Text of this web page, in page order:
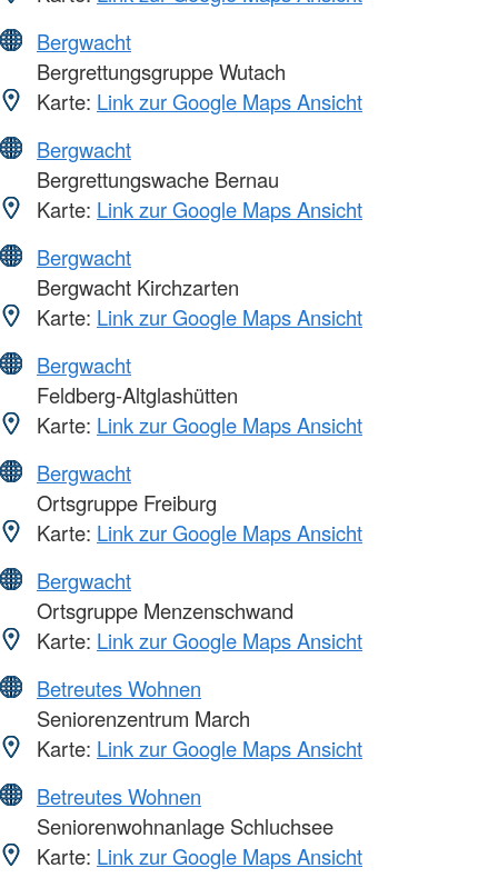
Bergwacht
Bergrettungsgruppe Wutach
Karte: Link zur Google Maps Ansicht
Bergwacht
Bergrettungswache Bernau
Karte: Link zur Google Maps Ansicht
Bergwacht
Bergwacht Kirchzarten
Karte: Link zur Google Maps Ansicht
Bergwacht
Feldberg-Altglashütten
Karte: Link zur Google Maps Ansicht
Bergwacht
Ortsgruppe Freiburg
Karte: Link zur Google Maps Ansicht
Bergwacht
Ortsgruppe Menzenschwand
Karte: Link zur Google Maps Ansicht
Betreutes Wohnen
Seniorenzentrum March
Karte: Link zur Google Maps Ansicht
Betreutes Wohnen
Seniorenwohnanlage Schluchsee
Karte: Link zur Google Maps Ansicht